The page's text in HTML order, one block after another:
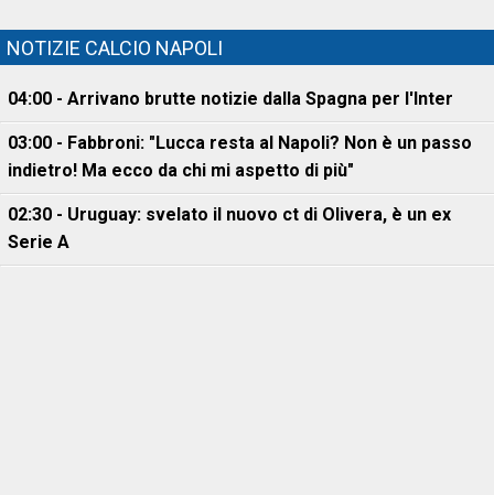
NOTIZIE CALCIO NAPOLI
04:00 - Arrivano brutte notizie dalla Spagna per l'Inter
03:00 - Fabbroni: "Lucca resta al Napoli? Non è un passo
indietro! Ma ecco da chi mi aspetto di più"
02:30 - Uruguay: svelato il nuovo ct di Olivera, è un ex
Serie A